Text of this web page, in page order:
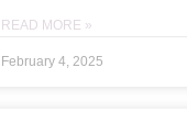
READ MORE »
February 4, 2025